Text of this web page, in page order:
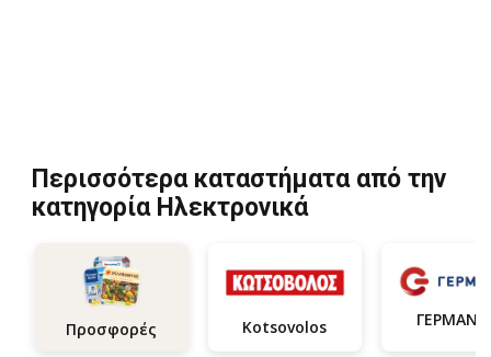
Περισσότερα καταστήματα από την
κατηγορία Hλεκτρονικά
Προσφορές Kotsovolos